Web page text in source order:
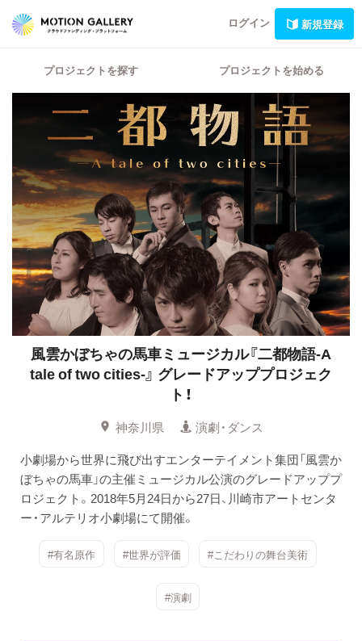
ログイン 新規登録
プロジェクトを探す プロジェクトを始める
風雲かぼちゃの馬車ミュージカル『二都物語-A
tale of two cities-』 グレードアッププロジェク
ト！
神奈川県
演劇・ダンス
小劇場から世界に飛び出すエンターテイメント集団「風雲か
ぼちゃの馬車」の主催ミュージカル公演のグレードアッププ
ロジェクト。2018年5月24日から27日、川崎市アートセンタ
ー・アルテリオ小劇場にて開催。
#有名原作 #世界が評価 #こだわりの舞台美術
#演劇